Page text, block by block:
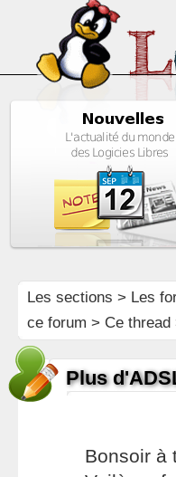
Les sections > Les
ce forum > Ce thread
Plus
Bonsoir à